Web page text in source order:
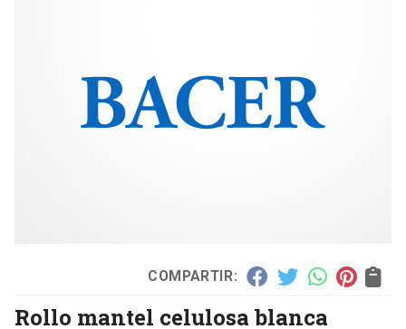
COMPARTIR:
Rollo mantel celulosa blanca